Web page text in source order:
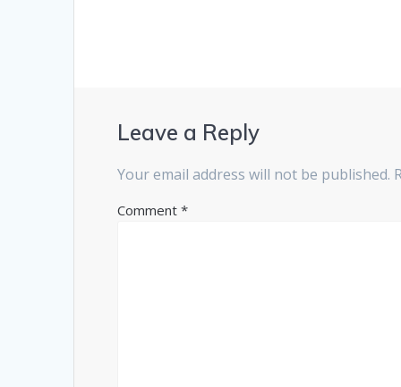
Leave a Reply
Your email address will not be published.
Comment*